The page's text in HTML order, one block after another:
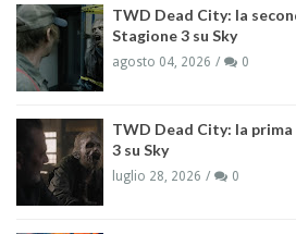
TWD Dead City: la
Stagione 3 su Sky
agosto 04, 2026 0
TWD Dead City: la
3 su Sky
luglio 28, 2026 0